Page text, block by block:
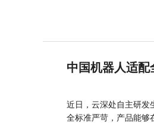
中国机器人适
近日，云深处自主研发
全标准严苛，产品能够